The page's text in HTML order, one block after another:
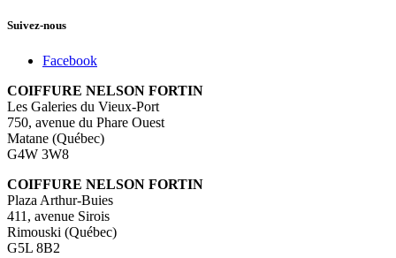
Suivez-nous
Facebook
COIFFURE NELSON FORTIN
Les Galeries du Vieux-Port
750, avenue du Phare Ouest
Matane (Québec)
G4W 3W8
COIFFURE NELSON FORTIN
Plaza Arthur-Buies
411, avenue Sirois
Rimouski (Québec)
G5L 8B2